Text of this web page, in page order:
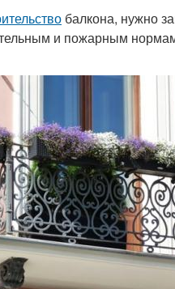
балкона, нужно
и пожарным